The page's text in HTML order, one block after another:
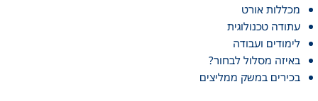
מכללות אורט
עתודה טכנולוגית
לימודים ועבודה
באיזה מסלול לבחור?
בכירים במשק ממליצים